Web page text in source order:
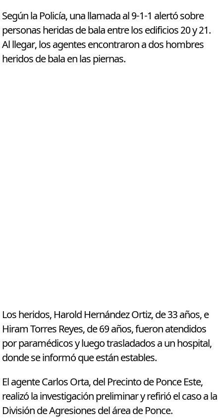
Según la Policía, una llamada al 9-1-1 alertó sobre
personas heridas de bala entre los edificios 20 y 21.
Al llegar, los agentes encontraron a dos hombres
heridos de bala en las piernas.
Los heridos, Harold Hernández Ortiz, de 33 años, e
Hiram Torres Reyes, de 69 años, fueron atendidos
por paramédicos y luego trasladados a un hospital,
donde se informó que están estables.
El agente Carlos Orta, del Precinto de Ponce Este,
realizó la investigación preliminar y refirió el caso a la
División de Agresiones del área de Ponce.